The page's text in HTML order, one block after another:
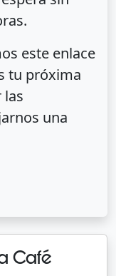
este enlace
tu próxima
las
una
Café